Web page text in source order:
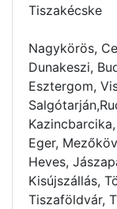
Tiszakécske
Nagykörös,
Dunakeszi,
Esztergom,
Eger,
Heves,
Kisújszállás,
Tiszaföldvár,